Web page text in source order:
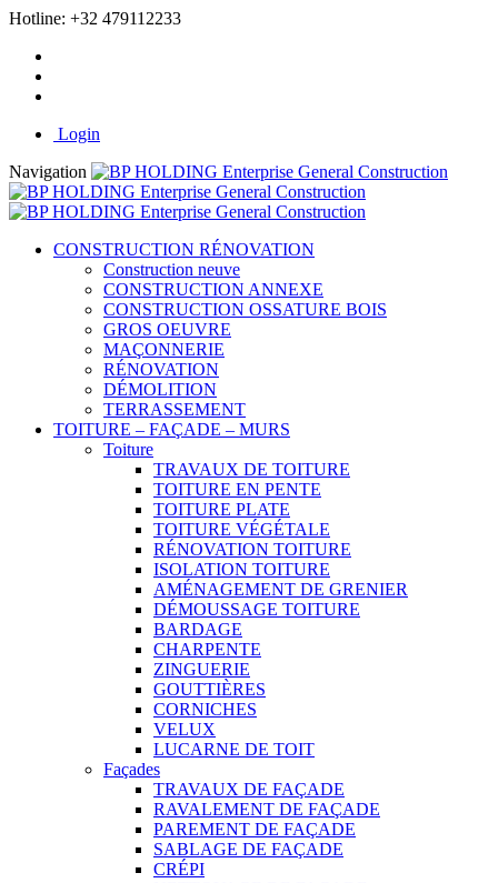
Hotline: +32 479112233
Login
Navigation
CONSTRUCTION RÉNOVATION
Construction neuve
CONSTRUCTION ANNEXE
CONSTRUCTION OSSATURE BOIS
GROS OEUVRE
MAÇONNERIE
RÉNOVATION
DÉMOLITION
TERRASSEMENT
TOITURE – FAÇADE – MURS
Toiture
TRAVAUX DE TOITURE
TOITURE EN PENTE
TOITURE PLATE
TOITURE VÉGÉTALE
RÉNOVATION TOITURE
ISOLATION TOITURE
AMÉNAGEMENT DE GRENIER
DÉMOUSSAGE TOITURE
BARDAGE
CHARPENTE
ZINGUERIE
GOUTTIÈRES
CORNICHES
VELUX
LUCARNE DE TOIT
Façades
TRAVAUX DE FAÇADE
RAVALEMENT DE FAÇADE
PAREMENT DE FAÇADE
SABLAGE DE FAÇADE
CRÉPI